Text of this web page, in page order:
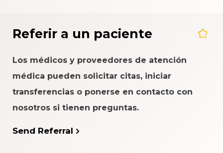
Referir a un paciente
Los médicos y proveedores de atención
médica pueden solicitar citas, iniciar
transferencias o ponerse en contacto con
nosotros si tienen preguntas.
Send Referral